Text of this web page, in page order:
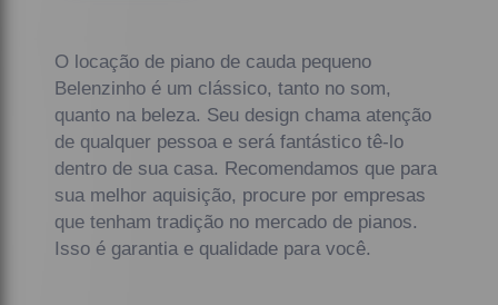
O locação de piano de cauda pequeno
Belenzinho é um clássico, tanto no som,
quanto na beleza. Seu design chama atenção
de qualquer pessoa e será fantástico tê-lo
dentro de sua casa. Recomendamos que para
sua melhor aquisição, procure por empresas
que tenham tradição no mercado de pianos.
Isso é garantia e qualidade para você.